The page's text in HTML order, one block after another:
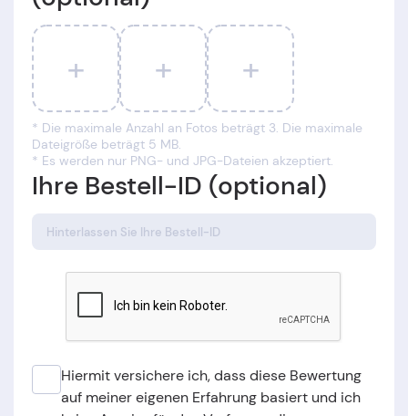
+ + +
* Die maximale Anzahl an Fotos beträgt 3. Die maximale
Dateigröße beträgt 5 MB.
* Es werden nur PNG- und JPG-Dateien akzeptiert.
Ihre Bestell-ID (optional)
Hiermit versichere ich, dass diese Bewertung
auf meiner eigenen Erfahrung basiert und ich